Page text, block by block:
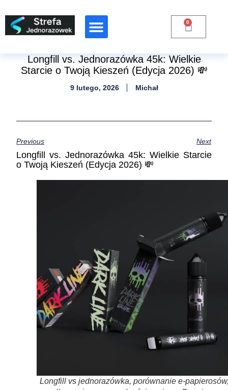
0
Longfill vs. Jednorazówka 45k: Wielkie
Starcie o Twoją Kieszeń (Edycja 2026) 💸
9 lutego, 2026 Michał
Previous Next
Longfill vs. Jednorazówka 45k: Wielkie Starcie
o Twoją Kieszeń (Edycja 2026) 💸
Longfill vs jednorazówka, porównanie e-